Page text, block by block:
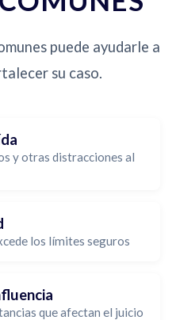
puede ayudarle a
su caso.
y otras distracciones al
los límites seguros
que afectan el juicio